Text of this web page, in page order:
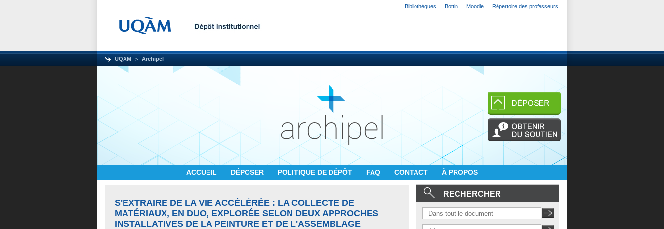
Bibliothèques Bottin Moodle Répertoire des professeurs
UQAM Archipel
ACCUEIL DÉPOSER POLITIQUE DE DÉPÔT FAQ CONTACT À PROPOS
S'EXTRAIRE DE LA VIE ACCÉLÉRÉE : LA COLLECTE DE
MATÉRIAUX, EN DUO, EXPLORÉE SELON DEUX APPROCHES
INSTALLATIVES DE LA PEINTURE ET DE L'ASSEMBLAGE
RECHERCHER